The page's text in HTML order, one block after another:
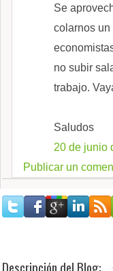
Se
colarnos un
no subir
trabajo.
Saludos
20 de junio
Publicar un
Descripción del Blog: